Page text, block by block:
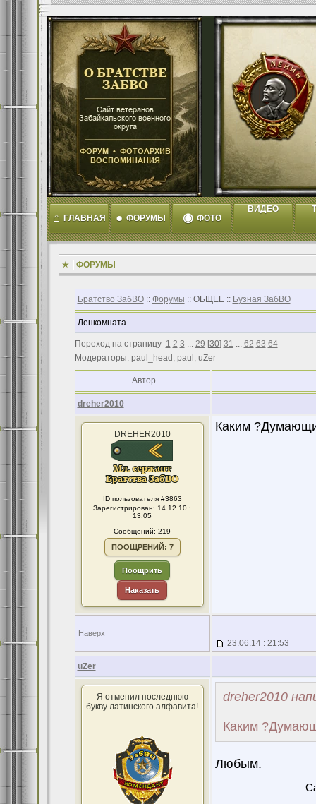
⌂ ГЛАВНАЯ ● ФОРУМЫ ◉ ФОТО
ВИДЕО
ФОРУМЫ
Братство ЗабВО:: Форумы :: ОБЩЕЕ :: Бузная ЗабВО
Ленкомната
Переход на страницу 1 2 3 ... 29 [30] 31 ... 62 63 64
Модераторы: paul_head, paul, uZer
Автор
dreher2010
DREHER2010
ID пользователя #3863
Зарегистрирован: 14.12.10 :
13:05
Сообщений: 219
ПООЩРЕНИЙ: 7
Поощрить
Наказать
Каким
Наверх
23.06.14 : 21:53
uZer
Я отменил последнюю
букву латинского алфавита!
dreher2010
Каким
Любым.